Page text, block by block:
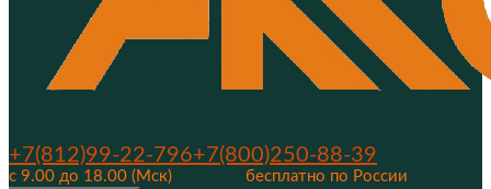
+7(812)99-22-796+7(800)250-88-39
с 9.00 до 18.00 (Мск)
бесплатно по России